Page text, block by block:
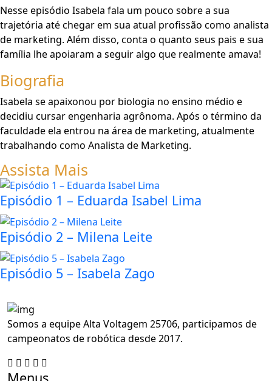
Nesse episódio Isabela fala um pouco sobre a sua
trajetória até chegar em sua atual profissão como analista
de marketing. Além disso, conta o quanto seus pais e sua
família lhe apoiaram a seguir algo que realmente amava!
Biografia
Isabela se apaixonou por biologia no ensino médio e
decidiu cursar engenharia agrônoma. Após o término da
faculdade ela entrou na área de marketing, atualmente
trabalhando como Analista de Marketing.
Assista Mais
Episódio 1 – Eduarda Isabel Lima
Episódio 2 – Milena Leite
Episódio 5 – Isabela Zago
Somos a equipe Alta Voltagem 25706, participamos de
campeonatos de robótica desde 2017.
Menus